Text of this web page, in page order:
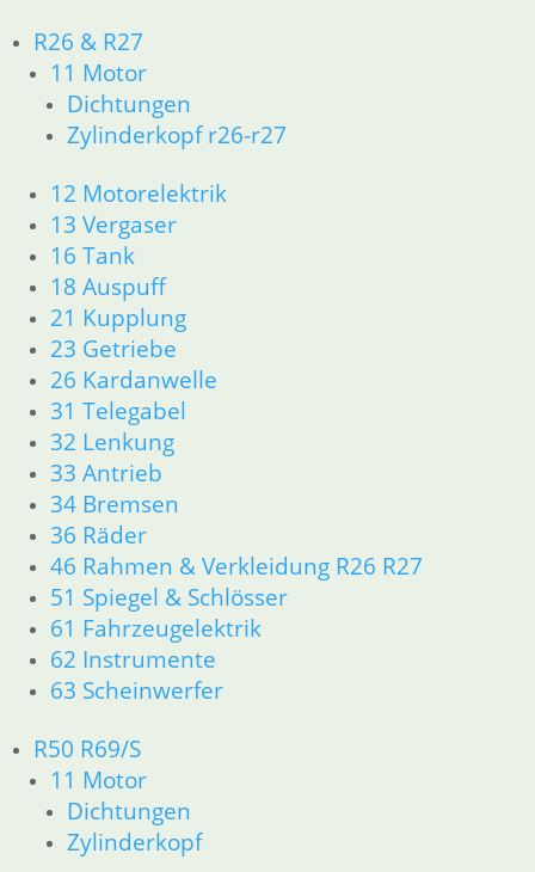
R26 & R27
11 Motor
Dichtungen
Zylinderkopf r26-r27
12 Motorelektrik
13 Vergaser
16 Tank
18 Auspuff
21 Kupplung
23 Getriebe
26 Kardanwelle
31 Telegabel
32 Lenkung
33 Antrieb
34 Bremsen
36 Räder
46 Rahmen & Verkleidung R26 R27
51 Spiegel & Schlösser
61 Fahrzeugelektrik
62 Instrumente
63 Scheinwerfer
R50 R69/S
11 Motor
Dichtungen
Zylinderkopf
In den Warenkorb
Puffer Werkzeugkasten
3,80€
Artikelnummer: 1452421
inkl. MwSt.
zzgl.Versandkosten
In den Warenkorb
Deckel Werkzeugkasten
34,70€
Artikelnummer: 1452427
inkl. MwSt.
zzgl.Versandkosten
In den Warenkorb
Werkzeugkasten
36,40€
Artikelnummer: 1452272
inkl. MwSt.
zzgl. Versandkosten
In den Warenkorb
Feder für Bremsbacken
hinten
8,95